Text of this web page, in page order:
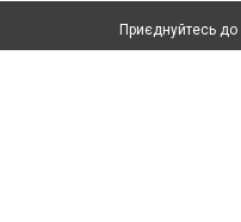
Приєднуйтесь до